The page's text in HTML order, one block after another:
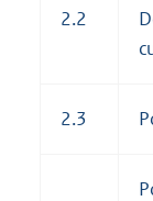
2.2
2.3